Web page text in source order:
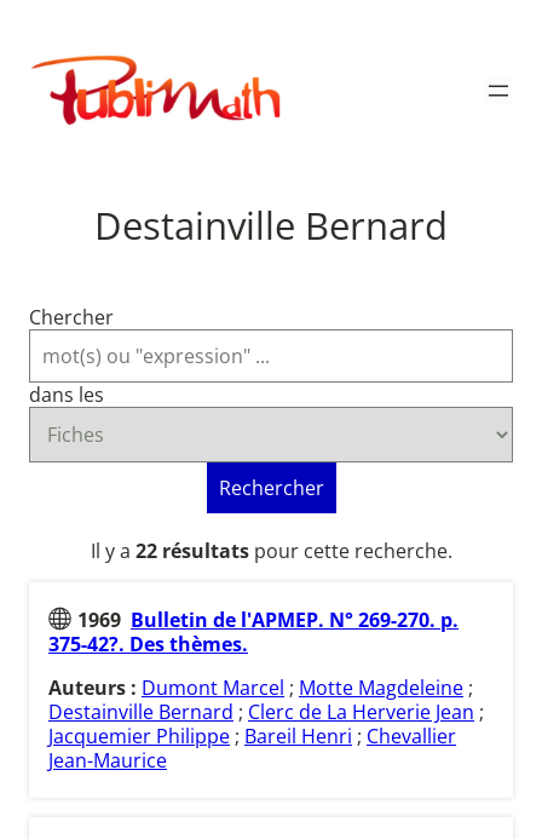
contenu
Publimath
Destainville Bernard
Chercher
dans les
Rechercher
Il y a 22 résultatspour cette recherche.
1969 Bulletin de l'APMEP. N° 269-270. p.
375-42?. Des thèmes.
Auteurs : Dumont Marcel ; Motte Magdeleine ;
Destainville Bernard ; Clerc de La Herverie Jean ;
Jacquemier Philippe ; Bareil Henri ; Chevallier
Jean-Maurice